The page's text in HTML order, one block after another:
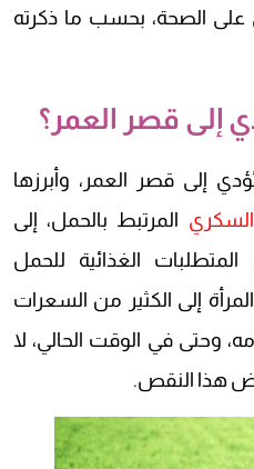
على الصحة، بحسب ما ذكرته
إلى قصر العمر؟
إلى قصر العمر، وأبرزها
المرتبط بالحمل، إلى
الغذائية للحمل
إلى الكثير من السعرات
وحتى في الوقت الحالي، لا
هذا النقص.